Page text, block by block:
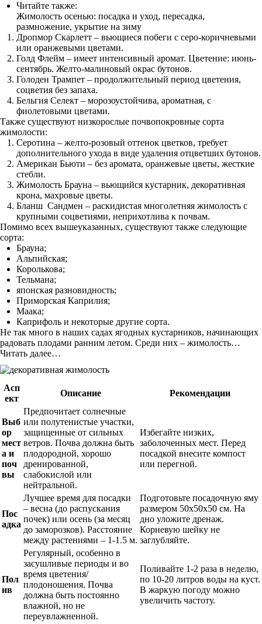
Читайте также:
Жимолость осенью: посадка и уход, пересадка,
размножение, укрытие на зиму
Дропмор Скарлетт – вьющиеся побеги с серо-коричневыми
или оранжевыми цветами.
Голд Флейм – имеет интенсивный аромат. Цветение: июнь-
сентябрь. Желто-малиновый окрас бутонов.
Голоден Трампет – продолжительный период цветения,
соцветия без запаха.
Бельгия Селект – морозоустойчива, ароматная, с
фиолетовыми цветами.
Также существуют низкорослые почвопокровные сорта
жимолости:
Серотина – желто-розовый оттенок цветков, требует
дополнительного ухода в виде удаления отцветших бутонов.
Американ Бьюти – без аромата, оранжевые цветы, жесткие
стебли.
Жимолость Брауна – вьющийся кустарник, декоративная
крона, махровые цветы.
Бланш Сандмен – раскидистая многолетняя жимолость с
крупными соцветиями, неприхотлива к почвам.
Помимо всех вышеуказанных, существуют также следующие
сорта:
Брауна;
Альпийская;
Королькова;
Тельмана;
японская разновидность;
Приморская Каприлия;
Маака;
Каприфоль и некоторые другие сорта.
Не так много в наших садах ягодных кустарников, начинающих
радовать плодами ранним летом. Среди них – жимолость…
Читать далее…
Асп
ект
Описание Рекомендации
Выб
ор
мест
а и
поч
вы
Предпочитает солнечные
или полутенистые участки,
защищенные от сильных
ветров. Почва должна быть
плодородной, хорошо
дренированной,
слабокислой или
нейтральной.
Избегайте низких,
заболоченных мест. Перед
посадкой внесите компост
или перегной.
Пос
адка
Лучшее время для посадки
– весна (до распускания
почек) или осень (за месяц
до заморозков). Расстояние
между растениями – 1-1.5 м.
Подготовьте посадочную яму
размером 50х50х50 см. На
дно уложите дренаж.
Корневую шейку не
заглубляйте.
Пол
ив
Регулярный, особенно в
засушливые периоды и во
время цветения/
плодоношения. Почва
должна быть постоянно
влажной, но не
переувлажненной.
Поливайте 1-2 раза в неделю,
по 10-20 литров воды на куст.
В жаркую погоду можно
увеличить частоту.